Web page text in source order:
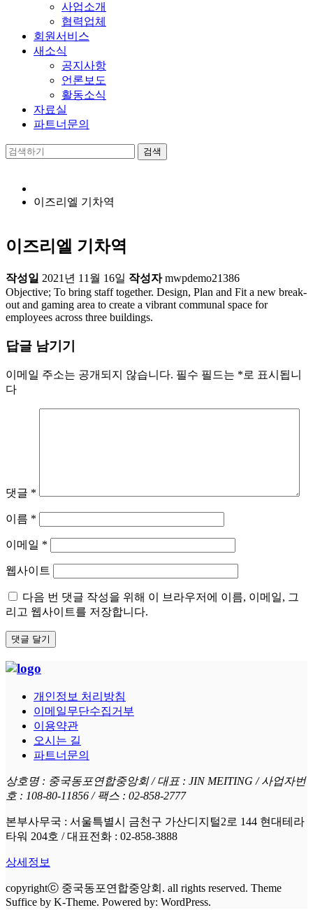
사업소개
협력업체
회원서비스
새소식
공지사항
언론보도
활동소식
자료실
파트너문의
이즈리엘 기차역
이즈리엘 기차역
작성일 2021년 11월 16일 작성자mwpdemo21386
Objective; To bring staff together. Design, Plan and Fit a new break-
out and gaming area to create a vibrant communal space for
employees across three buildings.
답글 남기기
이메일 주소는 공개되지 않습니다. 필수 필드는 *로 표시됩니
다
댓글 *
이름 *
이메일 *
웹사이트
다음 번 댓글 작성을 위해 이 브라우저에 이름, 이메일, 그
리고 웹사이트를 저장합니다.
개인정보 처리방침
이메일무단수집거부
이용약관
오시는 길
파트너문의
상호명 : 중국동포연합중앙회 / 대표 : JIN MEITING / 사업자번
호 : 108-80-11856 / 팩스 : 02-858-2777
본부사무국 : 서울특별시 금천구 가산디지털2로 144 현대테라
타워 204호 / 대표전화 : 02-858-3888
상세정보
copyrightⓒ 중국동포연합중앙회. all rights reserved. Theme
Suffice by K-Theme. Powered by: WordPress.